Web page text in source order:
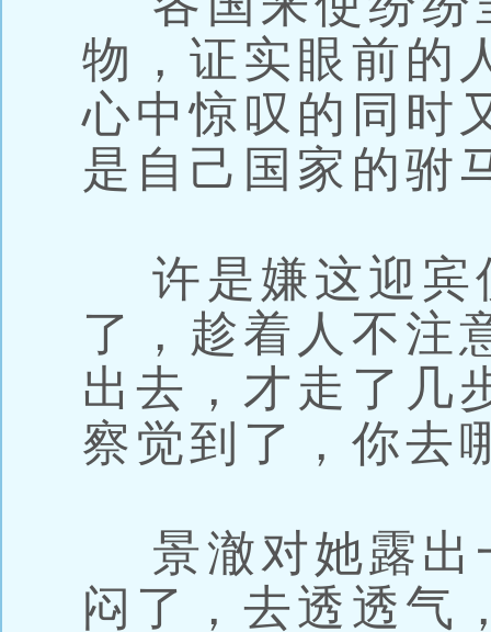
物，证实眼前的
心中惊叹的同时
是自己国家的驸
许是嫌这迎宾
了，趁着人不注
出去，才走了几
察觉到了，你去
景澈对她露出
闷了，去透透气